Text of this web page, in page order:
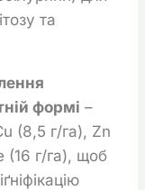
та
формі –
(8,5 г/га), Zn
(16 г/га), щоб